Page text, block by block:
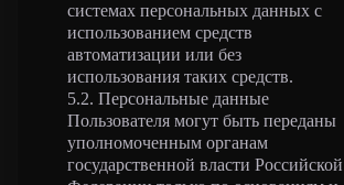
системах персональных данных с
использованием средств
автоматизации или без
использования таких средств.
5.2. Персональные данные
Пользователя могут быть переданы
уполномоченным органам
государственной власти Российской